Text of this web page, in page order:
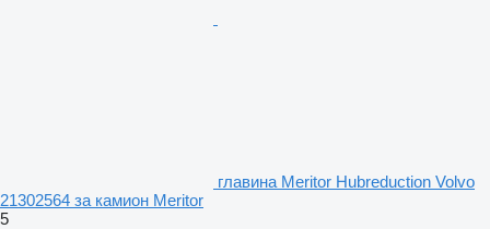
главина Meritor Hubreduction Volvo
21302564 за камион Meritor
5